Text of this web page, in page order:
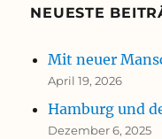
NEUESTE
Mit neuer
April 19, 2026
Hamburg und
Dezember 6, 2025